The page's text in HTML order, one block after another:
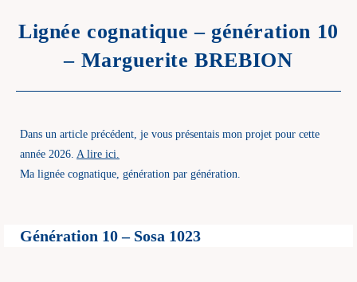
Lignée cognatique – génération 10
– Marguerite BREBION
Dans un article précédent, je vous présentais mon projet pour cette
année 2026. A lire ici.
Ma lignée cognatique, génération par génération.
Génération 10 – Sosa 1023